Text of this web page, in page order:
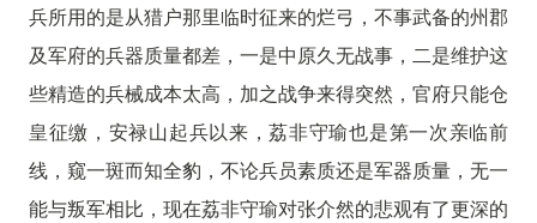
兵所用的是从猎户那里临时征来的烂弓，不事武备的州郡
及军府的兵器质量都差，一是中原久无战事，二是维护这
些精造的兵械成本太高，加之战争来得突然，官府只能仓
皇征缴，安禄山起兵以来，荔非守瑜也是第一次亲临前
线，窥一斑而知全豹，不论兵员素质还是军器质量，无一
能与叛军相比，现在荔非守瑜对张介然的悲观有了更深的